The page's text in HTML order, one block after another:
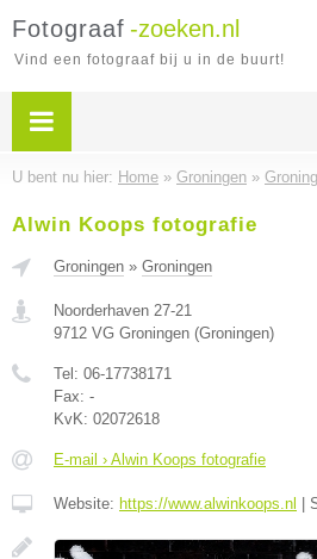
Fotograaf -zoeken.nl
Vind een fotograaf bij u in de buurt!
U bent nu hier: Home » Groningen »
Alwin Koops fotografie
Groningen » Groningen
Noorderhaven 27-21
9712 VG Groningen (Groningen)
Tel: 06-17738171
Fax: -
KvK: 02072618
E-mail › Alwin Koops fotografie
Website: https://www.alwinkoops.nl